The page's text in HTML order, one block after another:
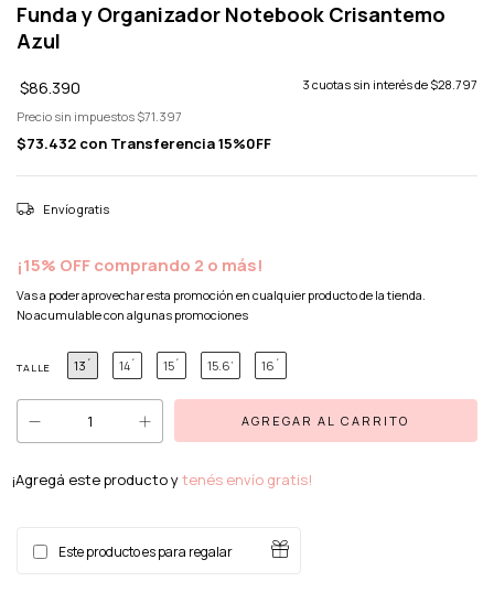
Funda y Organizador Notebook Crisantemo
Azul
$86.390 3 cuotas sin interés de $28.797
Precio sin impuestos $71.397
$73.432 con Transferencia 15%0FF
Envío gratis
¡15% OFF comprando 2 o más!
Vas a poder aprovechar esta promoción en cualquier producto de la tienda.
No acumulable con algunas promociones
TALLE 13´ 14´ 15´ 15.6’ 16´
¡Agregá este producto ytenés envío gratis!
Este producto es para regalar